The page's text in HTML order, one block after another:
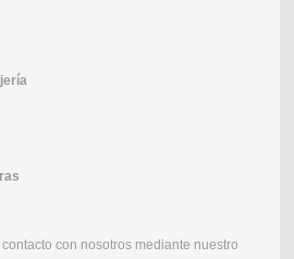
con nosotros mediante nuestro